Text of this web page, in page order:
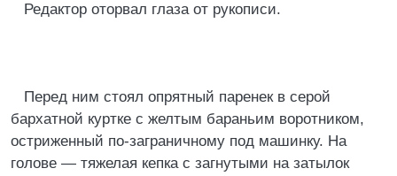
Редактор оторвал глаза от рукописи.
Перед ним стоял опрятный паренек в серой
бархатной куртке с желтым бараньим воротником,
остриженный по-заграничному под машинку. На
голове — тяжелая кепка с загнутыми на затылок